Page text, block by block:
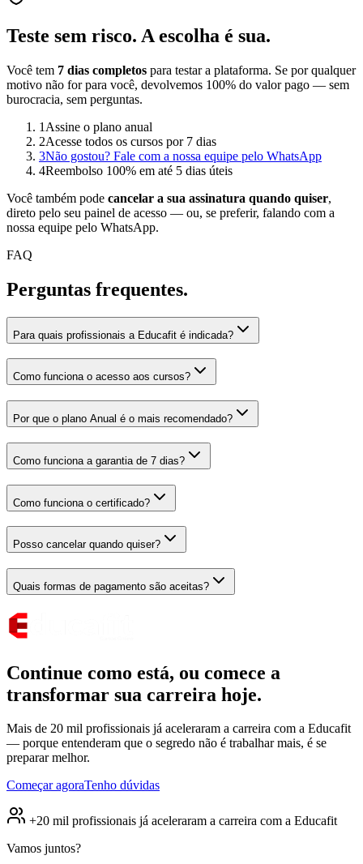
Teste sem risco. A escolha é sua.
Você tem 7 dias completos para testar a plataforma. Se por qualquer
motivo não for para você, devolvemos 100% do valor pago — sem
burocracia, sem perguntas.
1 Assine o plano anual
2Acesse todos os cursos por 7 dias
3Não gostou? Fale com a nossa equipe pelo WhatsApp
4Reembolso 100% em até 5 dias úteis
Você também pode cancelar a sua assinatura quando quiser,
direto pelo seu painel de acesso — ou, se preferir, falando com a
nossa equipe pelo WhatsApp.
FAQ
Perguntas frequentes.
Para quais profissionais a Educafit é indicada?
Como funciona o acesso aos cursos?
Por que o plano Anual é o mais recomendado?
Como funciona a garantia de 7 dias?
Como funciona o certificado?
Posso cancelar quando quiser?
Quais formas de pagamento são aceitas?
Continue como está, ou comece a
transformar sua carreira hoje.
Mais de 20 mil profissionais já aceleraram a carreira com a Educafit
— porque entenderam que o segredo não é trabalhar mais, é se
preparar melhor.
Começar agoraTenho dúvidas
+20 mil profissionais já aceleraram a carreira com a Educafit
Vamos juntos?